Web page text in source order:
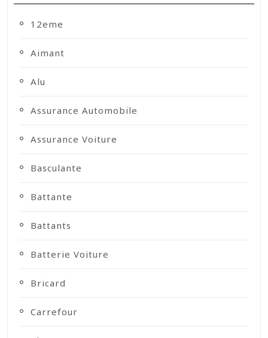
12eme
Aimant
Alu
Assurance Automobile
Assurance Voiture
Basculante
Battante
Battants
Batterie Voiture
Bricard
Carrefour